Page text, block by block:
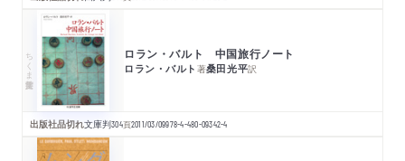
ちくま学芸文庫 ロラン・バルト 中国旅行ノート
ロラン・バルト 著桑田光平訳
出版社品切れ文庫判304頁2011/03/09978-4-480-09342-4